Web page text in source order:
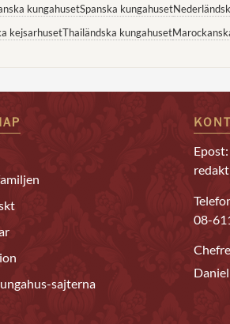
kungahusetSpanska kungahuset
kejsarhusetThailändska kungahuset
sajterna
Epost:
08-